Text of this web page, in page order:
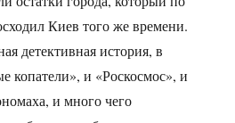
Киев того же времени.
детективная история, в
копатели», и «Роскосмос», и
и много чего